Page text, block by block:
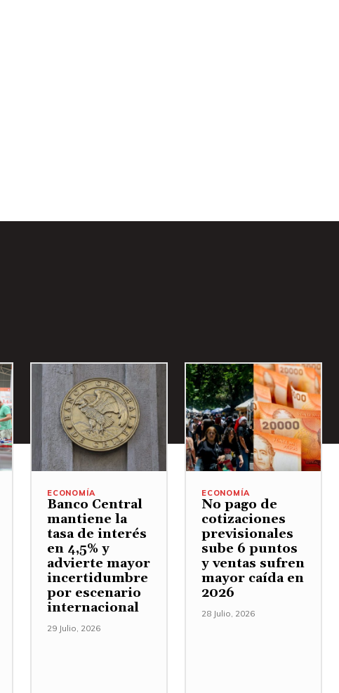
ECONOMÍA
Banco Central
mantiene la
tasa de interés
en 4,5% y
advierte mayor
incertidumbre
por escenario
internacional
29 Julio, 2026
ECONOMÍA
No pago de
cotizaciones
previsionales
sube 6 puntos
y ventas sufren
mayor caída en
2026
28 Julio, 2026